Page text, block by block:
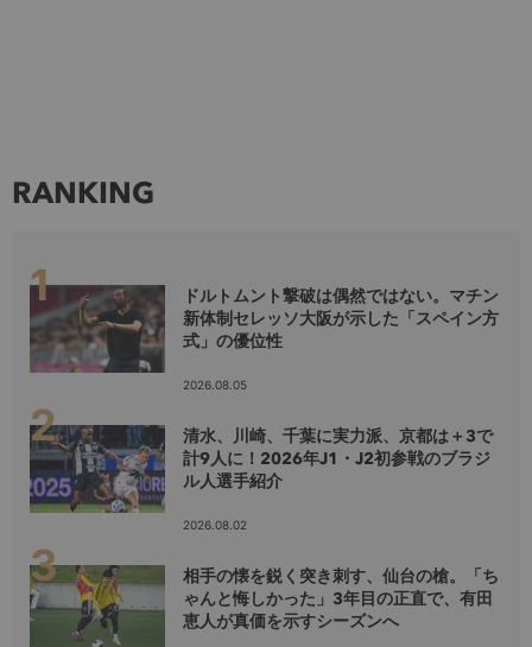
RANKING
ドルトムント撃破は偶然ではない。マチン
新体制セレッソ大阪が示した「スペイン方
式」の優位性
2026.08.05
清水、川崎、千葉に実力派、京都は＋3で
計9人に！2026年J1・J2初参戦のブラジ
ル人選手紹介
2026.08.02
相手の懐を鋭く突き刺す、仙台の槍。「ち
ゃんと悔しかった」3年目の正直で、有田
恵人が真価を示すシーズンへ